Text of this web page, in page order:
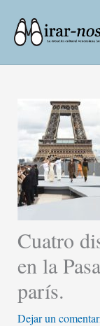
contenido
Cuatro
en la
parís.
Dejar un